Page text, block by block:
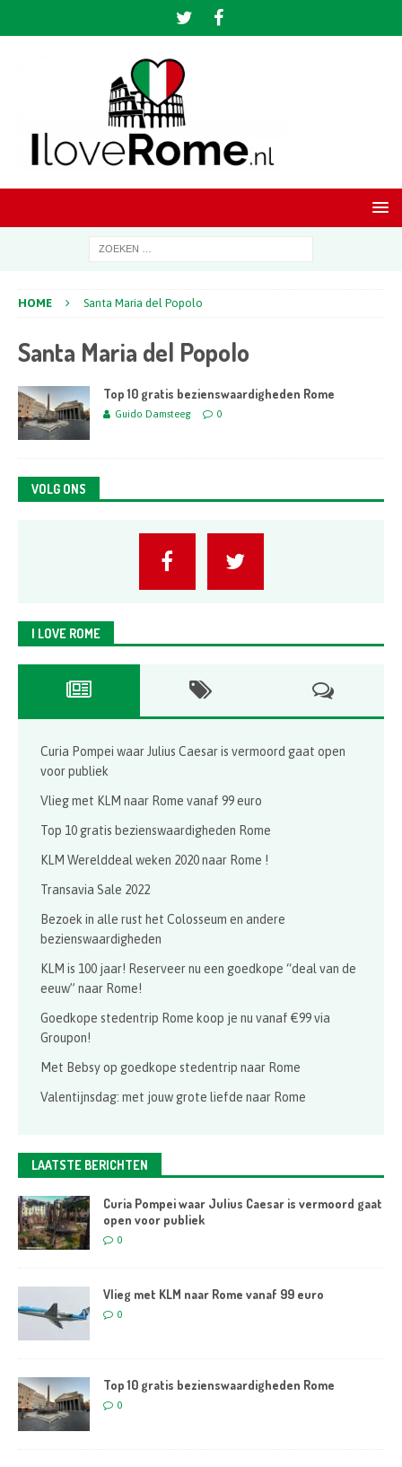
HOME Santa Maria del Popolo
Santa Maria del Popolo
Top 10 gratis bezienswaardigheden Rome
Guido Damsteeg 0
VOLG ONS
I LOVE ROME
Curia Pompei waar Julius Caesar is vermoord gaat open
voor publiek
Vlieg met KLM naar Rome vanaf 99 euro
Top 10 gratis bezienswaardigheden Rome
KLM Werelddeal weken 2020 naar Rome !
Transavia Sale 2022
Bezoek in alle rust het Colosseum en andere
bezienswaardigheden
KLM is 100 jaar! Reserveer nu een goedkope “deal van de
eeuw” naar Rome!
Goedkope stedentrip Rome koop je nu vanaf €99 via
Groupon!
Met Bebsy op goedkope stedentrip naar Rome
Valentijnsdag: met jouw grote liefde naar Rome
LAATSTE BERICHTEN
Curia Pompei waar Julius Caesar is vermoord gaat
open voor publiek
0
Vlieg met KLM naar Rome vanaf 99 euro
0
Top 10 gratis bezienswaardigheden Rome
0